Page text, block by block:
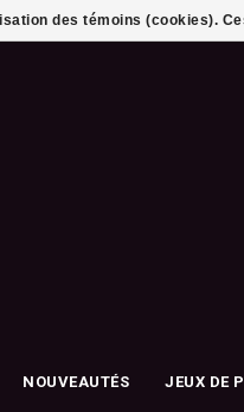
NOUVEAUTÉS JEUX DE
des témoins (cookies).